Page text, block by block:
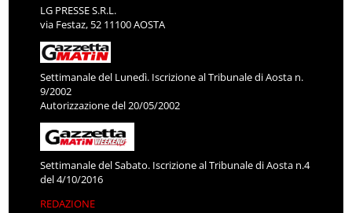
LG PRESSE S.R.L.
via Festaz, 52 11100 AOSTA
Settimanale del Lunedì. Iscrizione al Tribunale di Aosta n.
9/2002
Autorizzazione del 20/05/2002
Settimanale del Sabato. Iscrizione al Tribunale di Aosta n.4
del 4/10/2016
REDAZIONE